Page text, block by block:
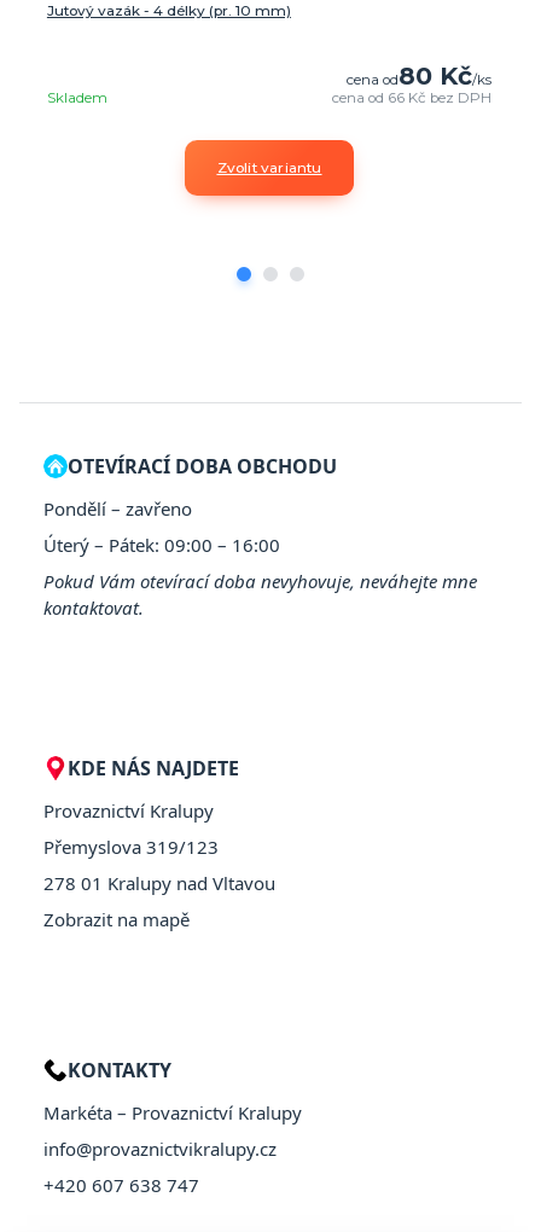
Jutový vazák - 4 délky (pr. 10 mm)
cena od80 Kč/ks
cena od 66 Kč bez DPH
Skladem
Zvolit variantu
OTEVÍRACÍ DOBA OBCHODU
Pondělí – zavřeno
Úterý – Pátek: 09:00 – 16:00
Pokud Vám otevírací doba nevyhovuje, neváhejte mne
kontaktovat.
KDE NÁS NAJDETE
Provaznictví Kralupy
Přemyslova 319/123
278 01 Kralupy nad Vltavou
Zobrazit na mapě
KONTAKTY
Markéta – Provaznictví Kralupy
info@provaznictvikralupy.cz
+420 607 638 747